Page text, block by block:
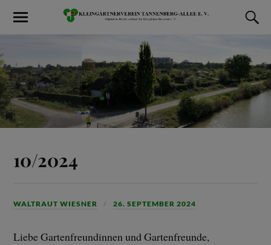
10/2024
WALTRAUT WIESNER 26. SEPTEMBER 2024
Liebe Gartenfreundinnen und Gartenfreunde,